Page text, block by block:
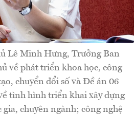
Lê Minh Hưng, Trưởng Ban
về phát triển khoa học, công
chuyển đổi số và Đề án 06
tình hình triển khai xây dựng
gia, chuyên ngành; công nghệ